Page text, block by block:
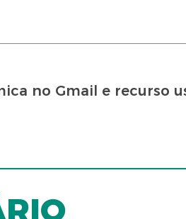
no Gmail e recurso